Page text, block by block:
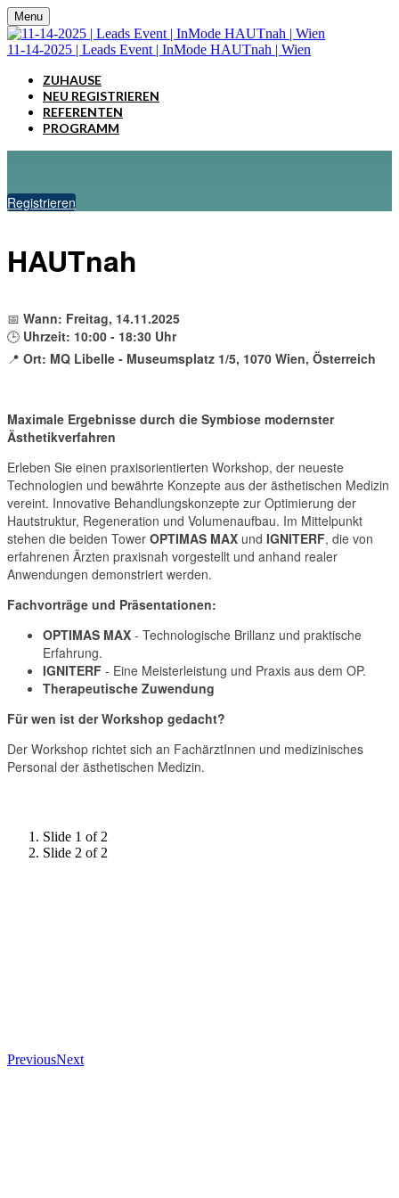
Menu
11-14-2025 | Leads Event | InMode HAUTnah | Wien
ZUHAUSE
NEU REGISTRIEREN
REFERENTEN
PROGRAMM
Registrieren
HAUTnah
📅 Wann: Freitag, 14.11.2025
🕒 Uhrzeit: 10:00 - 18:30 Uhr
📍 Ort: MQ Libelle - Museumsplatz 1/5, 1070 Wien, Österreich
Maximale Ergebnisse durch die Symbiose modernster
Ästhetikverfahren
Erleben Sie einen praxisorientierten Workshop, der neueste
Technologien und bewährte Konzepte aus der ästhetischen Medizin
vereint. Innovative Behandlungskonzepte zur Optimierung der
Hautstruktur, Regeneration und Volumenaufbau. Im Mittelpunkt
stehen die beiden Tower OPTIMAS MAX und IGNITERF, die von
erfahrenen Ärzten praxisnah vorgestellt und anhand realer
Anwendungen demonstriert werden.
Fachvorträge und Präsentationen:
OPTIMAS MAX - Technologische Brillanz und praktische
Erfahrung.
IGNITERF - Eine Meisterleistung und Praxis aus dem OP.
Therapeutische Zuwendung
Für wen ist der Workshop gedacht?
Der Workshop richtet sich an FachärztInnen und medizinisches
Personal der ästhetischen Medizin.
Slide 1 of 2
Slide 2 of 2
PreviousNext